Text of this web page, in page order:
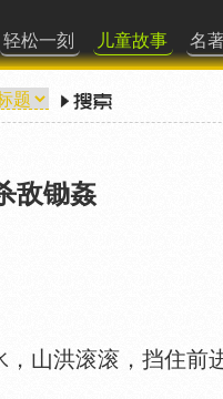
轻松一刻 儿童故事 名
敌锄姦
，山洪滚滚，挡住前